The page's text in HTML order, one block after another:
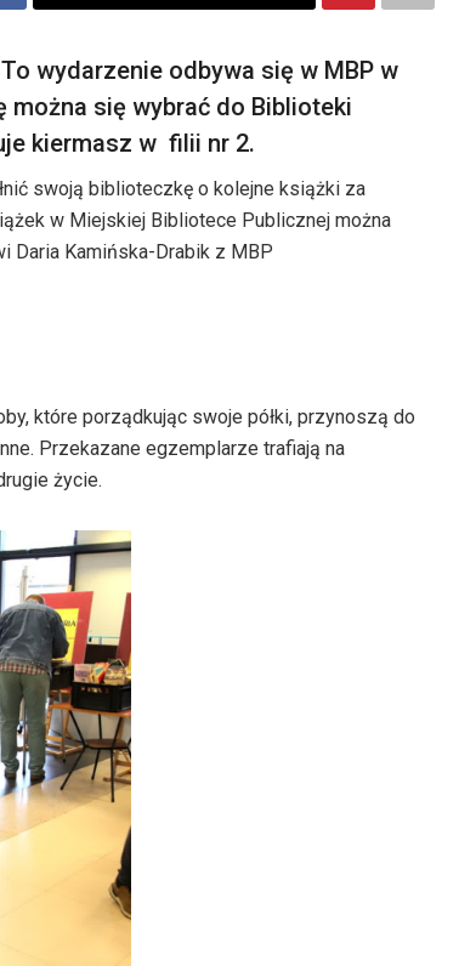
wydarzenie odbywa się w MBP w
można się wybrać do Biblioteki
kiermasz w filii nr 2.
swoją biblioteczkę o kolejne książki za
w Miejskiej Bibliotece Publicznej można
Daria Kamińska-Drabik z MBP
które porządkując swoje półki, przynoszą do
Przekazane egzemplarze trafiają na
życie.